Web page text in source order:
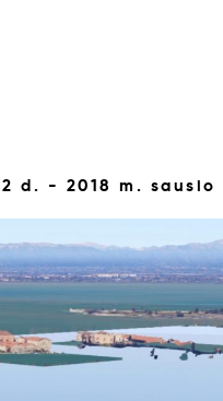
d. - 2018 m. sausio